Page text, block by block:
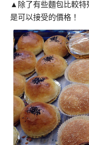
▲除了有些麵包比較特
是可以接受的價格！